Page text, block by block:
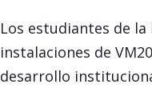
Los estudiantes de
instalaciones de
desarrollo